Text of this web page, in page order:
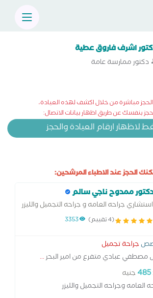
اشرف فاروق عطية
دكتور ممارسة عامة
مباشرة من خلال اكشف لهذه العيادة،
بنفسك عن طريق اظهار بيانات الاتصال:
لاظهار ارقام العيادة والحجز
الحجز عند الاطباء المرشحين:
ممدوح ناجي سالم
استشاري جراحه العامه و جراحه التجميل والليزر
(4 تقييم) 3353
جراحة تجميل
عبادي متفرع من امير البحر...
485جنيه
العامه وجراحه التجميل والليزر